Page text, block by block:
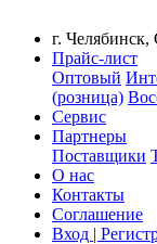
г. Челябинск,
Прайс-лист
Оптовый
(розница)
Сервис
Партнеры
Поставщики
О нас
Контакты
Соглашение
Вход |